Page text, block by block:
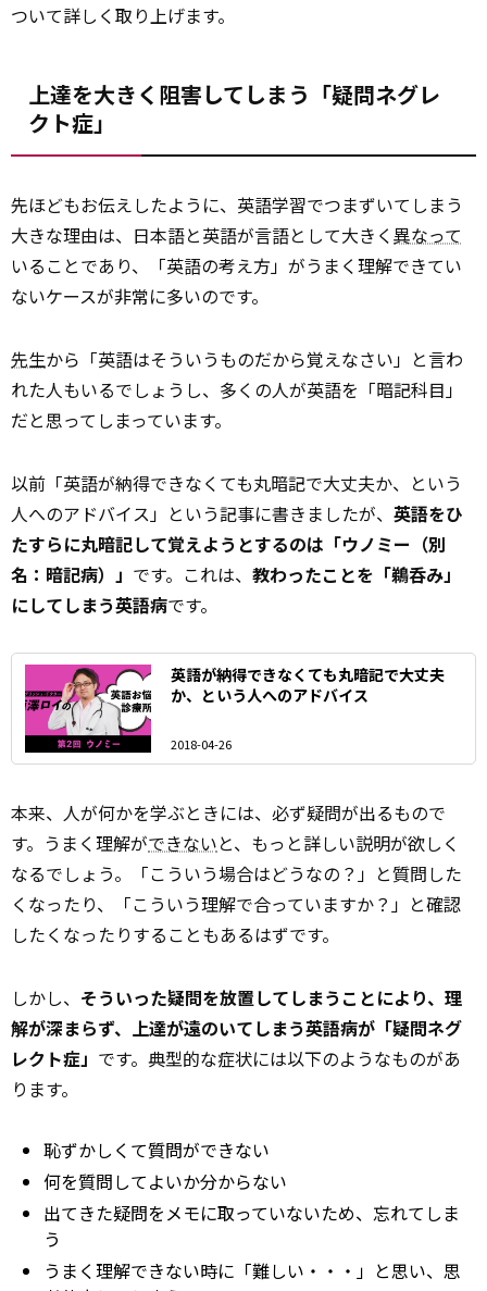
ついて詳しく取り上げます。
上達を大きく阻害してしまう「疑問ネグレ
クト症」
先ほどもお伝えしたように、英語学習でつまずいてしまう
大きな理由は、日本語と英語が言語として大きく異なって
いることであり、「英語の考え方」がうまく理解できてい
ないケースが非常に多いのです。
先生から「英語はそういうものだから覚えなさい」と言わ
れた人もいるでしょうし、多くの人が英語を「暗記科目」
だと思ってしまっています。
以前「英語が納得できなくても丸暗記で大丈夫か、という
人へのアドバイス」という記事に書きましたが、 英語をひ
たすらに丸暗記して覚えようとするのは「ウノミー（別
名：暗記病）」 です。これは、 教わったことを「鵜呑み」
にしてしまう英語病です。
英語が納得できなくても丸暗記で大丈夫
か、という人へのアドバイス
2018-04-26
本来、人が何かを学ぶときには、必ず疑問が出るもので
す。うまく理解ができないと、もっと詳しい説明が欲しく
なるでしょう。「こういう場合はどうなの？」と質問した
くなったり、「こういう理解で合っていますか？」と確認
したくなったりすることもあるはずです。
しかし、 そういった疑問を放置してしまうことにより、理
解が深まらず、上達が遠のいてしまう英語病が「疑問ネグ
レクト症」 です。典型的な症状には以下のようなものがあ
ります。
恥ずかしくて質問ができない
何を質問してよいか分からない
出てきた疑問をメモに取っていないため、忘れてしま
う
うまく理解できない時に「難しい・・・」と思い、思